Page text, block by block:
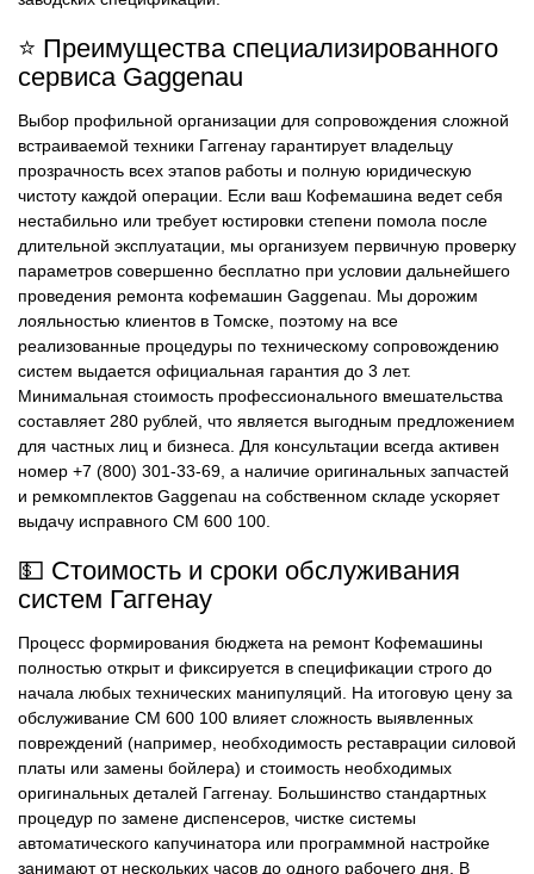
⭐ Преимущества специализированного
сервиса Gaggenau
Выбор профильной организации для сопровождения сложной
встраиваемой техники Гаггенау гарантирует владельцу
прозрачность всех этапов работы и полную юридическую
чистоту каждой операции. Если ваш Кофемашина ведет себя
нестабильно или требует юстировки степени помола после
длительной эксплуатации, мы организуем первичную проверку
параметров совершенно бесплатно при условии дальнейшего
проведения ремонта кофемашин Gaggenau. Мы дорожим
лояльностью клиентов в Томске, поэтому на все
реализованные процедуры по техническому сопровождению
систем выдается официальная гарантия до 3 лет.
Минимальная стоимость профессионального вмешательства
составляет 280 рублей, что является выгодным предложением
для частных лиц и бизнеса. Для консультации всегда активен
номер +7 (800) 301-33-69, а наличие оригинальных запчастей
и ремкомплектов Gaggenau на собственном складе ускоряет
выдачу исправного CM 600 100.
💵 Стоимость и сроки обслуживания
систем Гаггенау
Процесс формирования бюджета на ремонт Кофемашины
полностью открыт и фиксируется в спецификации строго до
начала любых технических манипуляций. На итоговую цену за
обслуживание CM 600 100 влияет сложность выявленных
повреждений (например, необходимость реставрации силовой
платы или замены бойлера) и стоимость необходимых
оригинальных деталей Гаггенау. Большинство стандартных
процедур по замене диспенсеров, чистке системы
автоматического капучинатора или программной настройке
занимают от нескольких часов до одного рабочего дня. В